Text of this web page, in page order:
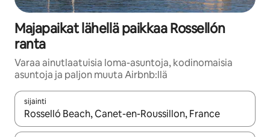
Majapaikat lähellä paikkaa Rossellón
ranta
Varaa ainutlaatuisia loma-asuntoja, kodinomaisia
asuntoja ja paljon muuta Airbnb:llä
sijainti
Kun tulokset ovat saatavilla, navigoi ylös- ja alas-